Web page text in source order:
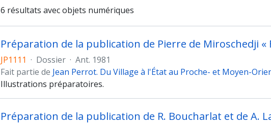
6 résultats avec objets numériques
JP1111 · Dossier · Ant. 1981
Fait partie de Jean Perrot. Du Village à l'État au Proche- et Moyen-
Illustrations préparatoires.